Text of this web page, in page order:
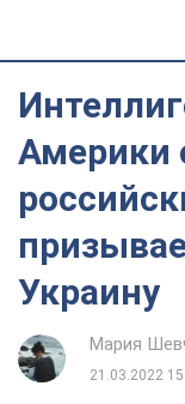
Америки
Украину
Мария
21.03.2022